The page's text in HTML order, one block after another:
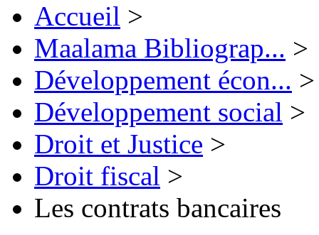
Accueil >
Maalama Bibliograp... >
Développement écon... >
Développement social >
Droit et Justice >
Droit fiscal >
Les contrats bancaires